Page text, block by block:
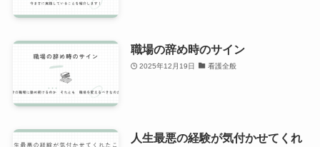
職場の辞め時のサイン
2025年12月19日 看護全般
人生最悪の経験が気付かせてくれ